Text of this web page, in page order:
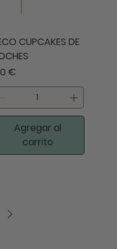
CUPCAKES DE
€
Agregar al
carrito